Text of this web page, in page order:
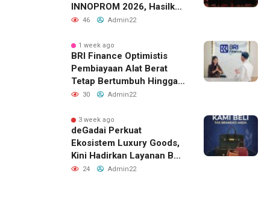
INNOPROM 2026, Hasilkan
Belasan Kerja Sama
46 Admin22
1 week ago
BRI Finance Optimistis
Pembiayaan Alat Berat
Tetap Bertumbuh Hingga
Akhir 2026
30 Admin22
3 week ago
deGadai Perkuat
Ekosistem Luxury Goods,
Kini Hadirkan Layanan Beli
Tas, Titip Jual, dan Gadai
24 Admin22